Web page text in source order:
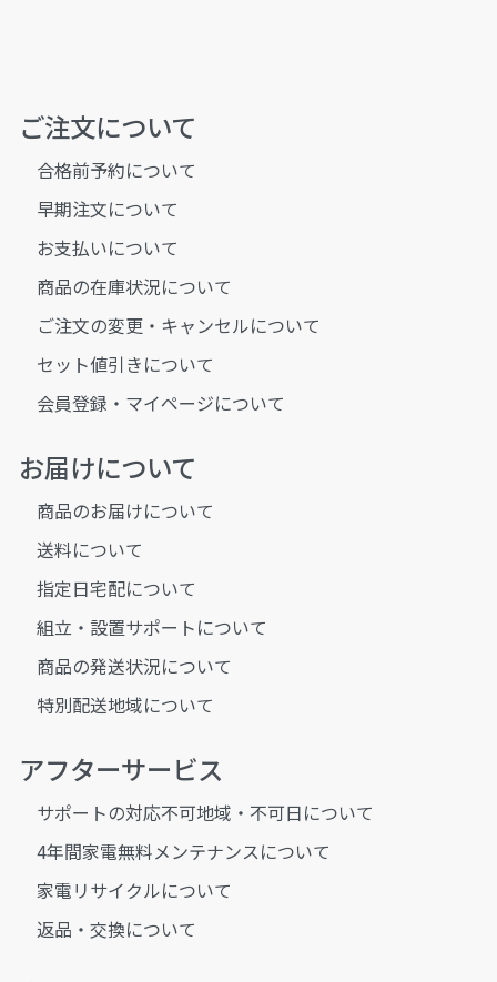
ご注文について
合格前予約について
早期注文について
お支払いについて
商品の在庫状況について
ご注文の変更・キャンセルについて
セット値引きについて
会員登録・マイページについて
お届けについて
商品のお届けについて
送料について
指定日宅配について
組立・設置サポートについて
商品の発送状況について
特別配送地域について
アフターサービス
サポートの対応不可地域・不可日について
4年間家電無料メンテナンスについて
家電リサイクルについて
返品・交換について